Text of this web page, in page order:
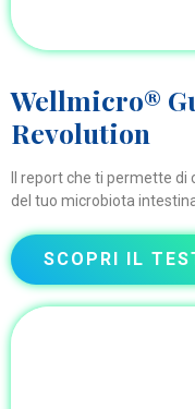
Wellmicro®
Revolution
Il report che ti permette di
del tuo microbiota
SCOPRI IL